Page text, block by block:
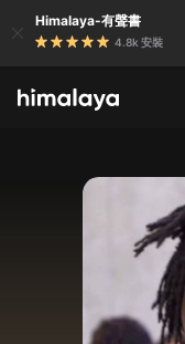
Himalaya-有聲書
4.8k 安裝